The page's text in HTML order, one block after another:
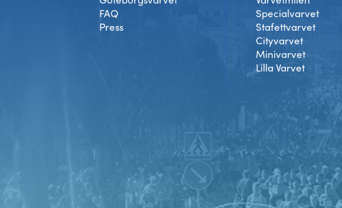
FAQ
Press
Specialvarvet
Stafettvarvet
Cityvarvet
Minivarvet
Lilla Varvet